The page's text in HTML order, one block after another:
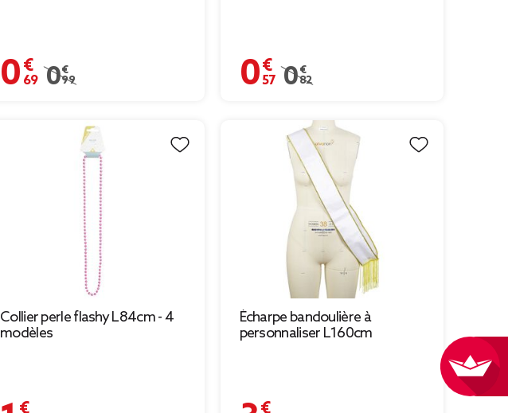
0,69 €
Prix remisé de 0,99 € à 0,69 €
0,99 €
0,57 €
Prix remisé de 0,82 € à 0,57 €
0,82 €
Collier perle flashy L84cm - 4
modèles
1,69 €
Écharpe bandoulière à
personnaliser L160cm
3,99 €